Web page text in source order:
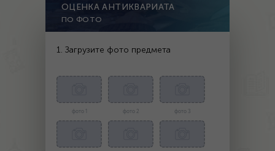
ОЦЕНКА АНТИКВАРИАТА
ПО ФОТО
1. Загрузите фото предмета
фото 1 фото 2 фото 3